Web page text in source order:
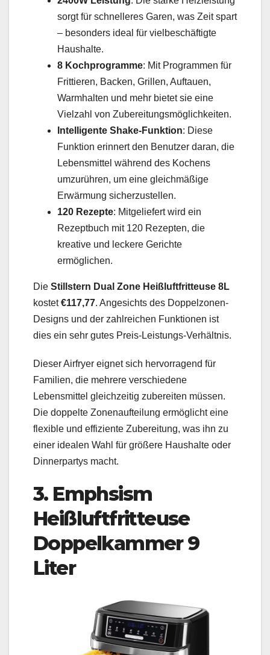
sorgt für schnelleres Garen, was Zeit spart
– besonders ideal für vielbeschäftigte
Haushalte.
8 Kochprogramme: Mit Programmen für
Frittieren, Backen, Grillen, Auftauen,
Warmhalten und mehr bietet sie eine
Vielzahl von Zubereitungsmöglichkeiten.
Intelligente Shake-Funktion: Diese
Funktion erinnert den Benutzer daran, die
Lebensmittel während des Kochens
umzurühren, um eine gleichmäßige
Erwärmung sicherzustellen.
120 Rezepte: Mitgeliefert wird ein
Rezeptbuch mit 120 Rezepten, die
kreative und leckere Gerichte
ermöglichen.
Die Stillstern Dual Zone Heißluftfritteuse 8L
kostet€117,77. Angesichts des Doppelzonen-
Designs und der zahlreichen Funktionen ist
dies ein sehr gutes Preis-Leistungs-Verhältnis.
Dieser Airfryer eignet sich hervorragend für
Familien, die mehrere verschiedene
Lebensmittel gleichzeitig zubereiten müssen.
Die doppelte Zonenaufteilung ermöglicht eine
flexible und effiziente Zubereitung, was ihn zu
einer idealen Wahl für größere Haushalte oder
Dinnerpartys macht.
3. Emphsism
Heißluftfritteuse
Doppelkammer 9
Liter